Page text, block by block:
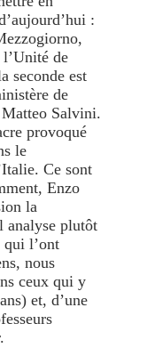
:
l’Unité de
seconde est
de
Salvini.
provoqué
le
Ce sont
Enzo
la
analyse plutôt
qui l’ont
nous
ceux qui y
et, d’une